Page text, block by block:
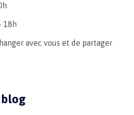
18h
avec vous et de partager
blog